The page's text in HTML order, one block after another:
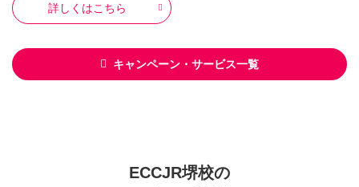
詳しくはこちら
キャンペーン・サービス一覧
ECCJR堺校の